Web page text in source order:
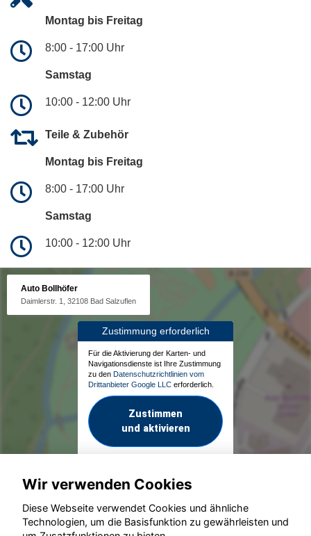
Montag bis Freitag
8:00 - 17:00 Uhr
Samstag
10:00 - 12:00 Uhr
Teile & Zubehör
Montag bis Freitag
8:00 - 17:00 Uhr
Samstag
10:00 - 12:00 Uhr
Auto Bollhöfer
Daimlerstr. 1, 32108 Bad Salzuflen
Zustimmung erforderlich
Für die Aktivierung der Karten- und
Navigationsdienste ist Ihre Zustimmung
zu den Datenschutzrichtlinien vom
Drittanbieter Google LLC erforderlich.
Zustimmen
und aktivieren
Wir verwenden Cookies
Diese Webseite verwendet Cookies und ähnliche
Technologien, um die Basisfunktion zu gewährleisten und